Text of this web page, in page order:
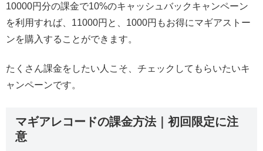
10000円分の課金で10%のキャッシュバックキャンペーン
を利用すれば、11000円と、1000円もお得にマギアストー
ンを購入することができます。
たくさん課金をしたい人こそ、チェックしてもらいたいキ
ャンペーンです。
マギアレコードの課金方法｜初回限定に注
意